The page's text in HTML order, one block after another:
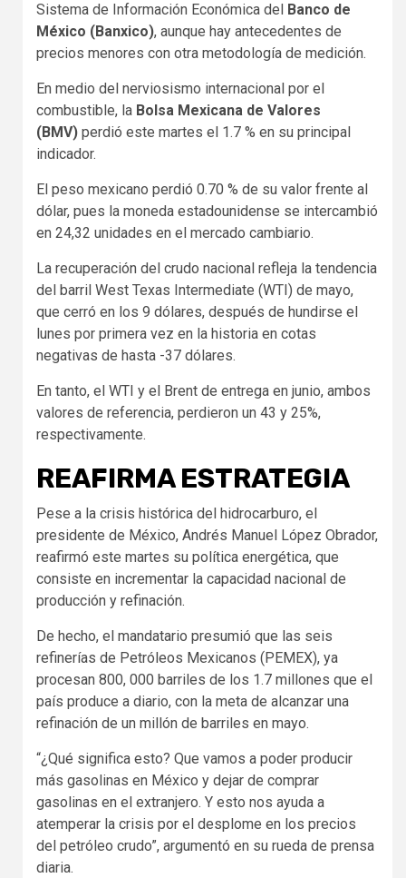
Sistema de Información Económica del
Banco de
México (Banxico), aunque hay antecedentes de
precios menores con otra metodología de medición.
En medio del nerviosismo internacional por el
combustible, la Bolsa Mexicana de Valores
(BMV) perdió este martes el 1.7 % en su principal
indicador.
El peso mexicano perdió 0.70 % de su valor frente al
dólar, pues la moneda estadounidense se intercambió
en 24,32 unidades en el mercado cambiario.
La recuperación del crudo nacional refleja la tendencia
del barril West Texas Intermediate (WTI) de mayo,
que cerró en los 9 dólares, después de hundirse el
lunes por primera vez en la historia en cotas
negativas de hasta -37 dólares.
En tanto, el WTI y el Brent de entrega en junio, ambos
valores de referencia, perdieron un 43 y 25%,
respectivamente.
REAFIRMA ESTRATEGIA
Pese a la crisis histórica del hidrocarburo, el
presidente de México, Andrés Manuel López Obrador,
reafirmó este martes su política energética, que
consiste en incrementar la capacidad nacional de
producción y refinación.
De hecho, el mandatario presumió que las seis
refinerías de Petróleos Mexicanos (PEMEX), ya
procesan 800, 000 barriles de los 1.7 millones que el
país produce a diario, con la meta de alcanzar una
refinación de un millón de barriles en mayo.
“¿Qué significa esto? Que vamos a poder producir
más gasolinas en México y dejar de comprar
gasolinas en el extranjero. Y esto nos ayuda a
atemperar la crisis por el desplome en los precios
del petróleo crudo”, argumentó en su rueda de prensa
diaria.